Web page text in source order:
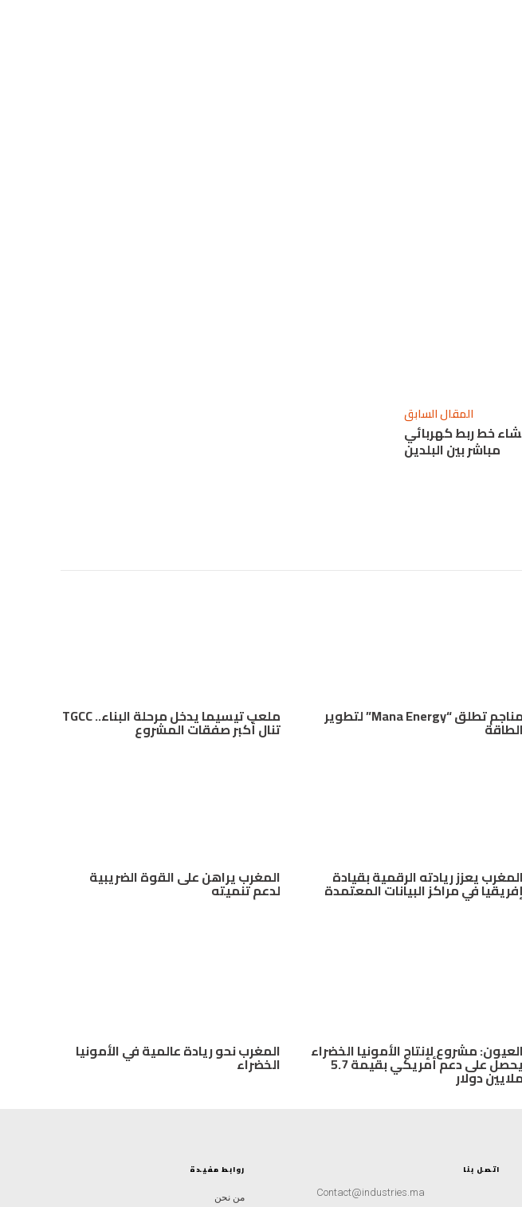
المقال السابق
خط ربط كهربائي
مباشر بين البلدين
مناجم تطلق “Mana Energy” لتطوير
الطاقة
ملعب تيسيما يدخل مرحلة البناء.. TGCC
تنال أكبر صفقات المشروع
المغرب يعزز ريادته الرقمية بقيادة
إفريقيا في مراكز البيانات المعتمدة
المغرب يراهن على القوة الضريبية
لدعم تنميته
العيون: مشروع لإنتاج الأمونيا الخضراء
يحصل على دعم أمريكي بقيمة 5.7
ملايين دولار
المغرب نحو ريادة عالمية في الأمونيا
الخضراء
روابط مفيدة
من نحن
اتصل بنا
Contact@industries.ma